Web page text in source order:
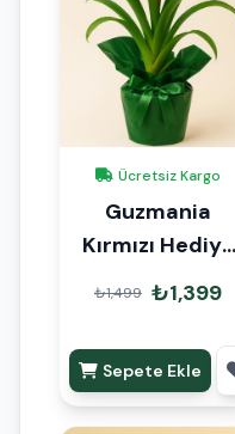
Ücretsiz Kargo
Guzmania
Kırmızı Hediye
Paketli
₺1,499 ₺1,399
Sepete Ekle